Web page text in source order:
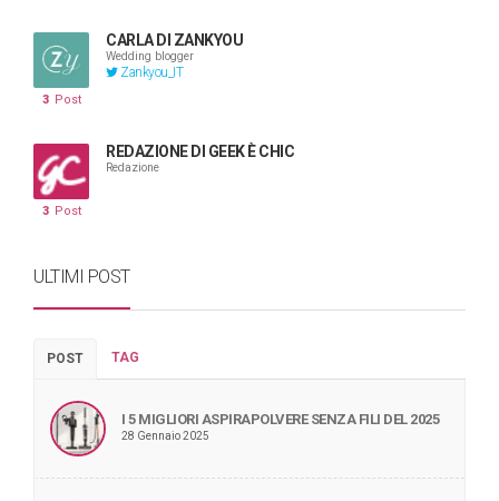
CARLA DI ZANKYOU
Wedding blogger
Zankyou_IT
3 Post
REDAZIONE DI GEEK È CHIC
Redazione
3 Post
ULTIMI POST
POST TAG
I 5 MIGLIORI ASPIRAPOLVERE SENZA FILI DEL 2025
28 Gennaio 2025